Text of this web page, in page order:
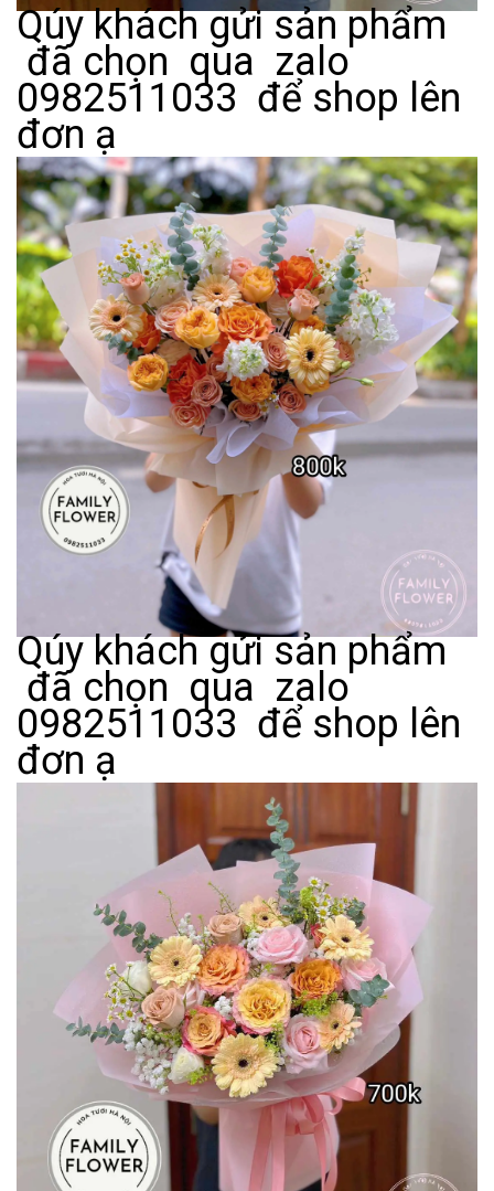
Qúy khách gửi sản phẩm
đã chọn qua zalo
0982511033 để shop lên
đơn ạ
Qúy khách gửi sản phẩm
đã chọn qua zalo
0982511033 để shop lên
đơn ạ